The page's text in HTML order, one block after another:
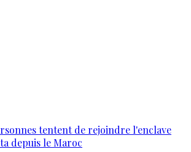
tentent de rejoindre l'enclave
depuis le Maroc